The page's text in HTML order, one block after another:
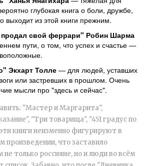
глубокая книга о боли, дружбе,
выходит из этой книги прежним.
свой феррари" Робин Шарма
пути, о том, что успех и счастье —
Экхарт Толле — для людей, уставших
или застревших в прошлом. Очень
мысли про "здесь и сейчас".
"Мастер и Маргарита",
"Три товарища", "451 градус по
книги неизменно фигурируют в
произведении, что заставило
не только россияне, но и люди во всём